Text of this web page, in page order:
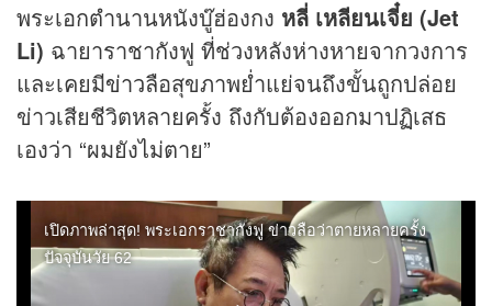
พระเอกตำนานหนังบู๊ฮ่องกง หลี่ เหลียนเจี๋ย (Jet
Li) ฉายาราชากังฟู ที่ช่วงหลังห่างหายจากวงการ
และเคยมีข่าวลือสุขภาพย่ำแย่จนถึงขั้นถูกปล่อย
ข่าวเสียชีวิตหลายครั้ง ถึงกับต้องออกมาปฏิเสธ
เองว่า “ผมยังไม่ตาย”